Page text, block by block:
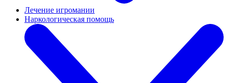
Лечение игромании
Наркологическая помощь